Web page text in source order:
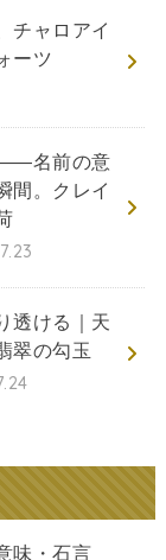
チャロアイ
ーツ
――名前の意
間。クレイ
透ける｜天
翠の勾玉
味・石言